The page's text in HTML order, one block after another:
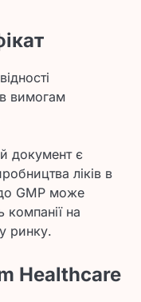
вимогам
документ є
ліків в
GMP може
компанії на
ринку.
Healthcare